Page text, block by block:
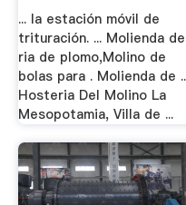
... la estación móvil de
trituración. ... Molienda de
ria de plomo,Molino de
bolas para . Molienda de
Hosteria Del Molino La
Mesopotamia, Villa de ...